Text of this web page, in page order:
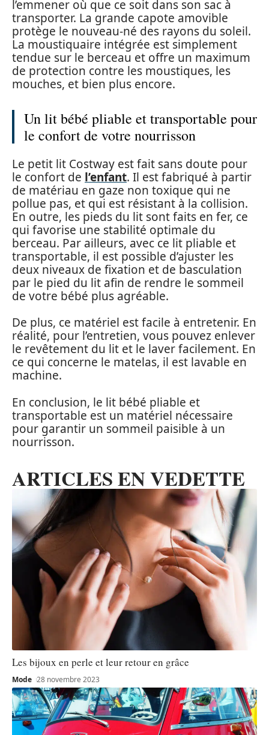
l’emmener où que ce soit dans son sac à
transporter. La grande capote amovible
protège le nouveau-né des rayons du soleil.
La moustiquaire intégrée est simplement
tendue sur le berceau et offre un maximum
de protection contre les moustiques, les
mouches, et bien plus encore.
Un lit bébé pliable et transportable pour
le confort de votre nourrisson
Le petit lit Costway est fait sans doute pour
le confort de l’enfant. Il est fabriqué à partir
de matériau en gaze non toxique qui ne
pollue pas, et qui est résistant à la collision.
En outre, les pieds du lit sont faits en fer, ce
qui favorise une stabilité optimale du
berceau. Par ailleurs, avec ce lit pliable et
transportable, il est possible d’ajuster les
deux niveaux de fixation et de basculation
par le pied du lit afin de rendre le sommeil
de votre bébé plus agréable.
De plus, ce matériel est facile à entretenir. En
réalité, pour l’entretien, vous pouvez enlever
le revêtement du lit et le laver facilement. En
ce qui concerne le matelas, il est lavable en
machine.
En conclusion, le lit bébé pliable et
transportable est un matériel nécessaire
pour garantir un sommeil paisible à un
nourrisson.
ARTICLES EN VEDETTE
Les bijoux en perle et leur retour en grâce
Mode 28 novembre 2023